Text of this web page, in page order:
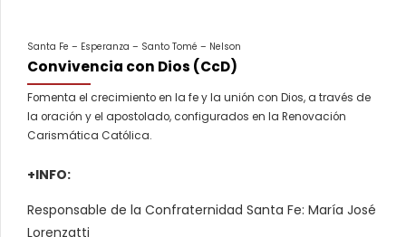
Santa Fe – Esperanza – Santo Tomé – Nelson
Convivencia con Dios (CcD)
Fomenta el crecimiento en la fe y la unión con Dios, a través de
la oración y el apostolado, configurados en la Renovación
Carismática Católica.
+INFO:
Responsable de la Confraternidad Santa Fe: María José
Lorenzatti